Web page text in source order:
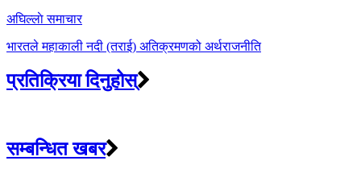
अघिल्लाे समाचार
भारतले महाकाली नदी (तराई) अतिक्रमणको अर्थराजनीति
प्रतिक्रिया दिनुहोस्
सम्बन्धित खबर